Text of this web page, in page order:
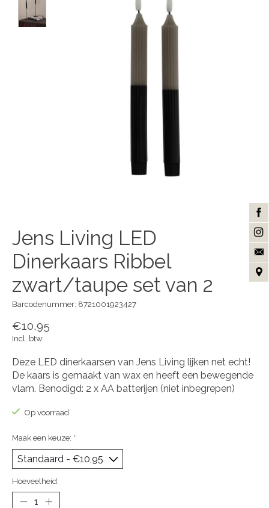
Jens Living LED
Dinerkaars Ribbel
zwart/taupe set van 2
Barcodenummer: 8721001923427
€10,95
Incl. btw
Deze LED dinerkaarsen van Jens Living lijken net echt!
De kaars is gemaakt van wax en heeft een bewegende
vlam. Benodigd: 2 x AA batterijen (niet inbegrepen)
Op voorraad
Maak een keuze: *
Hoeveelheid: